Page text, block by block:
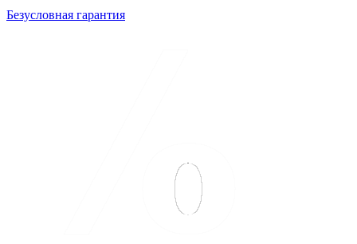
Безусловная гарантия